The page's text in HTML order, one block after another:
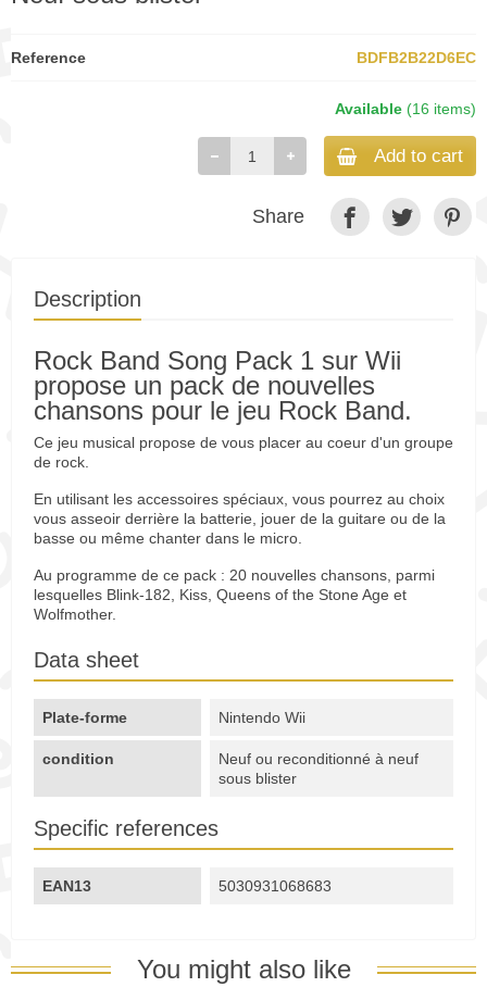
Reference BDFB2B22D6EC
Available (16 items)
Add to cart
Share
Description
Rock Band Song Pack 1 sur Wii
propose un pack de nouvelles
chansons pour le jeu Rock Band.
Ce jeu musical propose de vous placer au coeur d'un groupe
de rock.
En utilisant les accessoires spéciaux, vous pourrez au choix
vous asseoir derrière la batterie, jouer de la guitare ou de la
basse ou même chanter dans le micro.
Au programme de ce pack : 20 nouvelles chansons, parmi
lesquelles Blink-182, Kiss, Queens of the Stone Age et
Wolfmother.
Data sheet
Plate-forme Nintendo Wii
condition
Neuf ou reconditionné à neuf
sous blister
Specific references
EAN13 5030931068683
You might also like